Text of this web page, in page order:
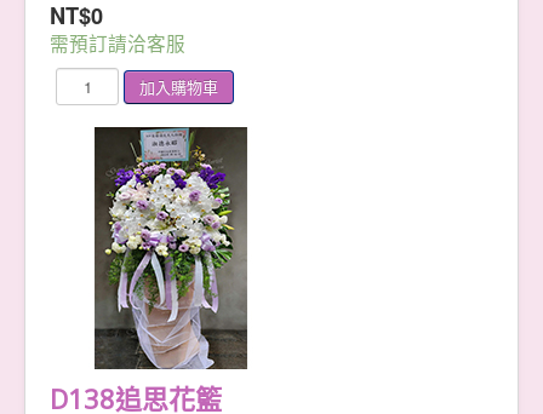
植物養護
表單下載
訂購單下載
線上訂購(無購物車)
卡片書寫
喬遷&開幕
陞遷&業績
婚禮&祝壽
各行&各業
選舉&當選
友誼&感謝
男孩&女孩
各式敬輓詞
NT$0
需預訂請洽客服
D138追思花籃